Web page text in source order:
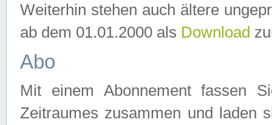
Weiterhin stehen auch ältere
ab dem 01.01.2000 als Download
Abo
Mit einem Abonnement fassen
Zeitraumes zusammen und laden